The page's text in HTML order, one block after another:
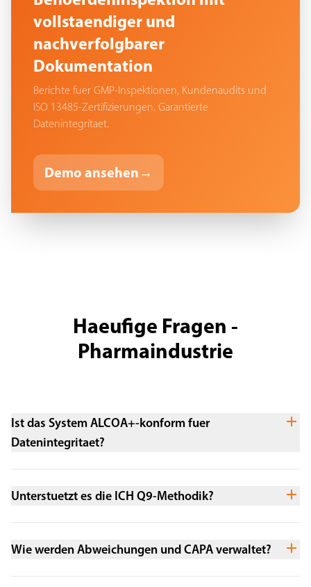
vollstaendiger und
nachverfolgbarer
Dokumentation
Berichte fuer GMP-Inspektionen, Kundenaudits und
ISO 13485-Zertifizierungen. Garantierte
Datenintegritaet.
Demo ansehen →
Haeufige Fragen -
Pharmaindustrie
Ist das System ALCOA+-konform fuer
Datenintegritaet?
Unterstuetzt es die ICH Q9-Methodik?
Wie werden Abweichungen und CAPA verwaltet?